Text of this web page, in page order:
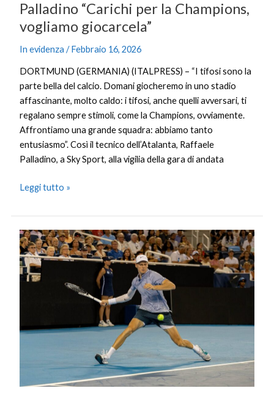
Palladino “Carichi per la Champions,
vogliamo giocarcela”
In evidenza /Febbraio 16, 2026
DORTMUND (GERMANIA) (ITALPRESS) – “I tifosi sono la
parte bella del calcio. Domani giocheremo in uno stadio
affascinante, molto caldo: i tifosi, anche quelli avversari, ti
regalano sempre stimoli, come la Champions, ovviamente.
Affrontiamo una grande squadra: abbiamo tanto
entusiasmo”. Così il tecnico dell’Atalanta, Raffaele
Palladino, a Sky Sport, alla vigilia della gara di andata
Leggi tutto »
Buona
la
prima
di